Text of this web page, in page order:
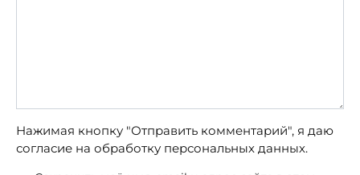
Нажимая кнопку "Отправить комментарий", я даю
согласие на обработку персональных данных.